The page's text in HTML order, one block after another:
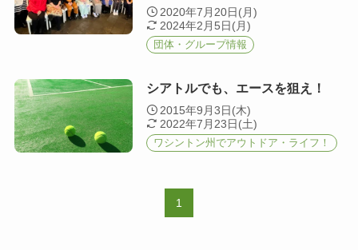
2020年7月20日(月)
2024年2月5日(月)
団体・グループ情報
シアトルでも、エースを狙え！
2015年9月3日(木)
2022年7月23日(土)
ワシントン州でアウトドア・ライフ！
1